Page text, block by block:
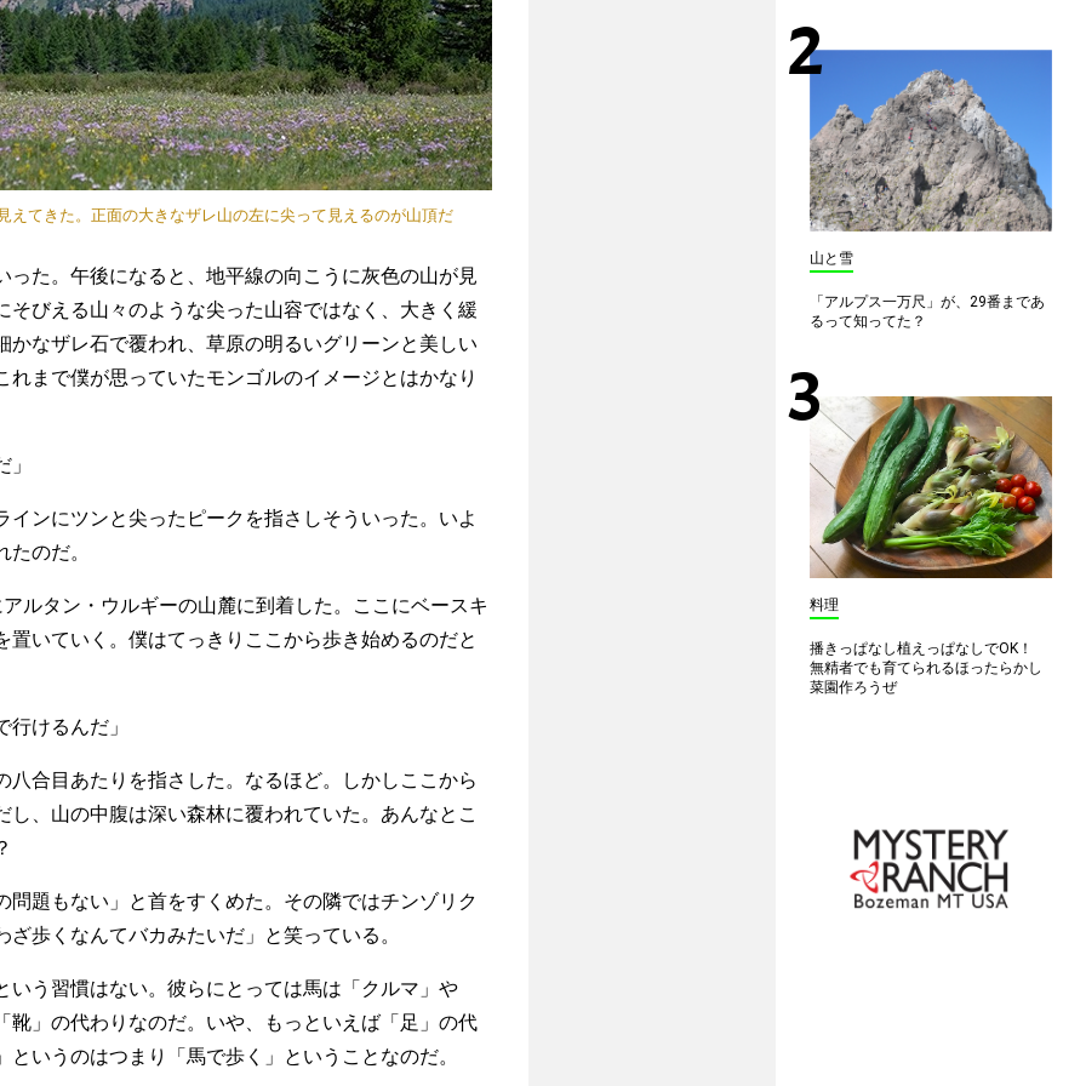
えてきた。正面の大きなザレ山の左に尖って見えるのが山頂だ
た。午後になると、地平線の向こうに灰色の山が見
そびえる山々のような尖った山容ではなく、大きく緩
かなザレ石で覆われ、草原の明るいグリーンと美しい
れまで僕が思っていたモンゴルのイメージとはかなり
ンにツンと尖ったピークを指さしそういった。いよ
のだ。
タン・ウルギーの山麓に到着した。ここにベースキ
置いていく。僕はてっきりここから歩き始めるのだと
けるんだ」
合目あたりを指さした。なるほど。しかしここから
し、山の中腹は深い森林に覆われていた。あんなとこ
題もない」と首をすくめた。その隣ではチンゾリク
歩くなんてバカみたいだ」と笑っている。
う習慣はない。彼らにとっては馬は「クルマ」や
靴」の代わりなのだ。いや、もっといえば「足」の代
いうのはつまり「馬で歩く」ということなのだ。
山と雪
「アルプス一万尺」が、29番まであ
るって知ってた？
料理
播きっぱなし植えっぱなしでOK！
無精者でも育てられるほったらかし
菜園作ろうぜ